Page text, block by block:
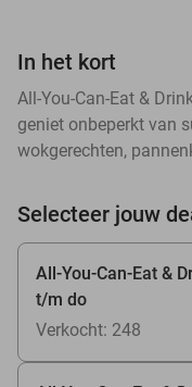
In het kort
All-You-Can-Eat &
geniet onbeperkt van
wokgerechten,
Selecteer jouw
All-You-Can-Eat &
t/m do
Verkocht: 248